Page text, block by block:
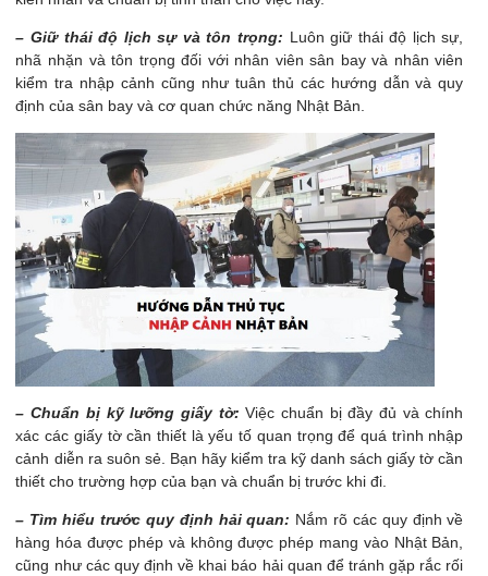
– Giữ thái độ lịch sự và tôn trọng: Luôn giữ thái độ lịch sự,
nhã nhặn và tôn trọng đối với nhân viên sân bay và nhân viên
kiểm tra nhập cảnh cũng như tuân thủ các hướng dẫn và quy
định của sân bay và cơ quan chức năng Nhật Bản.
– Chuẩn bị kỹ lưỡng giấy tờ: Việc chuẩn bị đầy đủ và chính
xác các giấy tờ cần thiết là yếu tố quan trọng để quá trình nhập
cảnh diễn ra suôn sẻ. Bạn hãy kiểm tra kỹ danh sách giấy tờ cần
thiết cho trường hợp của bạn và chuẩn bị trước khi đi.
– Tìm hiểu trước quy định hải quan: Nắm rõ các quy định về
hàng hóa được phép và không được phép mang vào Nhật Bản,
cũng như các quy định về khai báo hải quan để tránh gặp rắc rối